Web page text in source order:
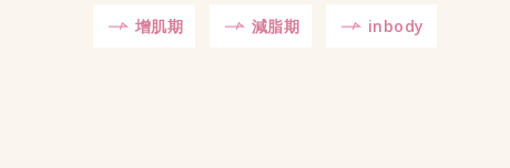
增肌期 減脂期 inbody